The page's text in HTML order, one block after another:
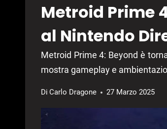
Metroid Prime
al Nintendo
Metroid Prime 4: Beyond è
mostra gameplay e
Di Carlo Dragone 27 Marzo 2025